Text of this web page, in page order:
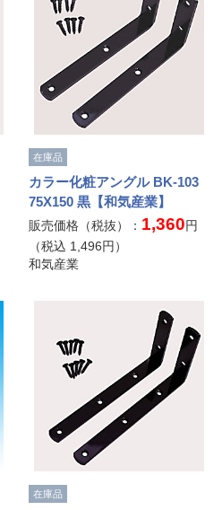
在庫品
カラー化粧アングル BK-103
75X150 黒【和気産業】
販売価格（税抜）： 1,360円
（税込 1,496円）
和気産業
在庫品